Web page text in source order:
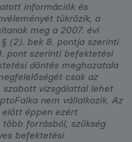
információk és
tükrözik, a
meg a 2007. évi
(2). bek 8. pontja szerinti
pont szerinti befektetési
döntés meghozatala
csak az
vizsgálattal lehet
nem vállalkozik. Az
éppen ezért
forrásból, szükség
befektetési